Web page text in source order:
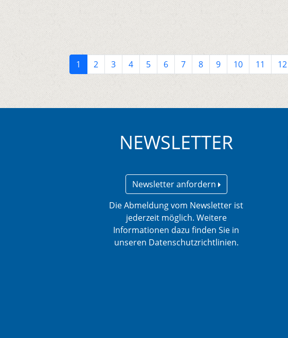
1 2 3 4 5 6 7 8 9 10 11 12
NEWSLETTER
Newsletter anfordern
Die Abmeldung vom Newsletter ist
jederzeit möglich. Weitere
Informationen dazu finden Sie in
unseren Datenschutzrichtlinien.